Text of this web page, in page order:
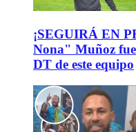
¡SEGUIRÁ EN
Nona" Muñoz
DT de este equipo